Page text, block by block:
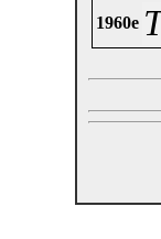
1960е